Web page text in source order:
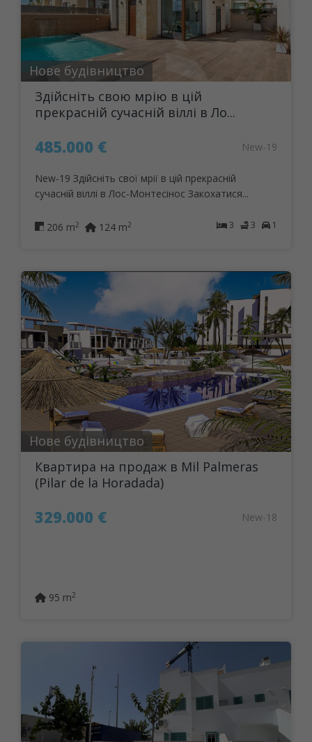
Нове будівництво
Здійсніть свою мрію в цій
прекрасній сучасній віллі в Ло...
485.000 € New-19
New-19 Здійсніть свої мрії в цій прекрасній
сучасній віллі в Лос-Монтесінос Закохатися...
3 3 1
206 m2 124 m2
Нове будівництво
Квартира на продаж в Mil Palmeras
(Pilar de la Horadada)
329.000 € New-18
95 m2